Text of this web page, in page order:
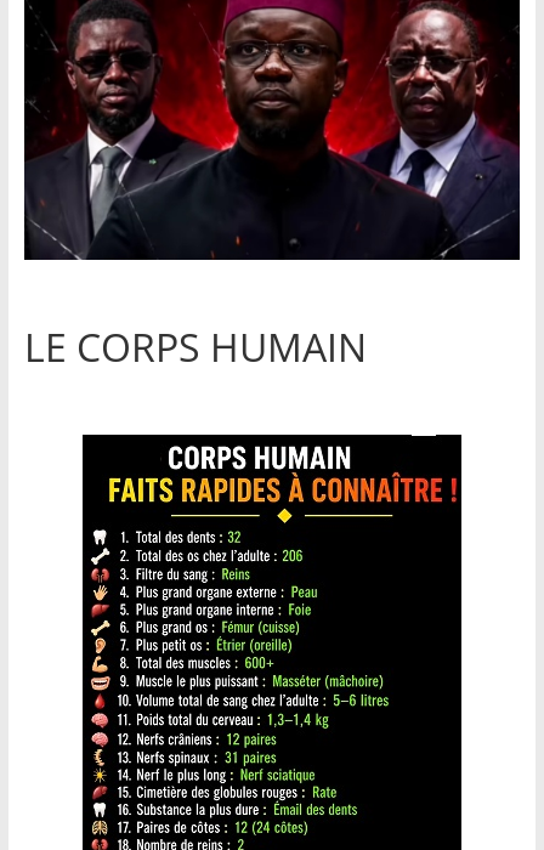
LE CORPS HUMAIN